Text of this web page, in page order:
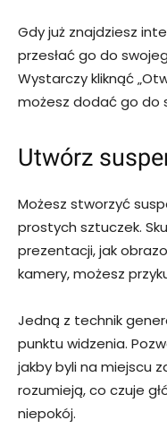
Gdy już znajdziesz
przesłać go do
Wystarczy kliknąć
możesz dodać go do
Utwórz
Możesz stworzyć
prostych sztuczek.
prezentacji, jak
kamery, możesz
Jedną z technik
punktu widzenia.
jakby byli na miejscu
rozumieją, co czuje
niepokój.